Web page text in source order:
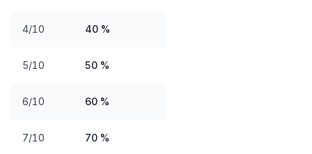
4/10 40 %
5/10 50 %
6/10 60 %
7/10 70 %